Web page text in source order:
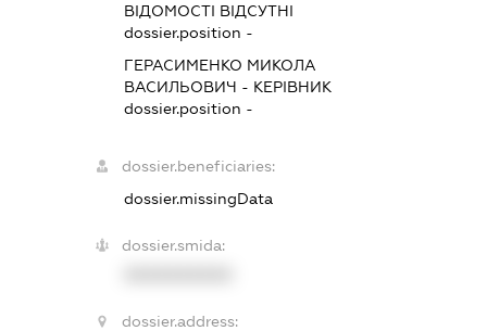
ВІДОМОСТІ ВІДСУТНІ
dossier.position -
ГЕРАСИМЕНКО МИКОЛА
ВАСИЛЬОВИЧ - КЕРІВНИК
dossier.position -
dossier.beneficiaries:
dossier.missingData
dossier.smida:
dossier.address: